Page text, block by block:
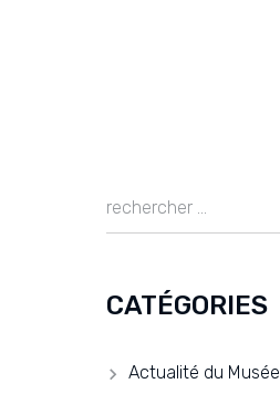
CATÉGORIES
Actualité du Musée